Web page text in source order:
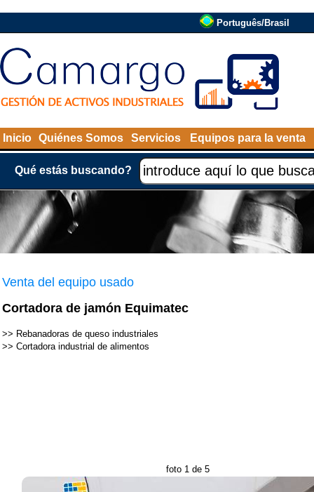
Português/Brasil
Inicio Quiénes Somos Servicios Equipos para la venta
Qué estás buscando?
Venta del equipo usado
Cortadora de jamón Equimatec
>> Rebanadoras de queso industriales
>> Cortadora industrial de alimentos
foto 1 de 5